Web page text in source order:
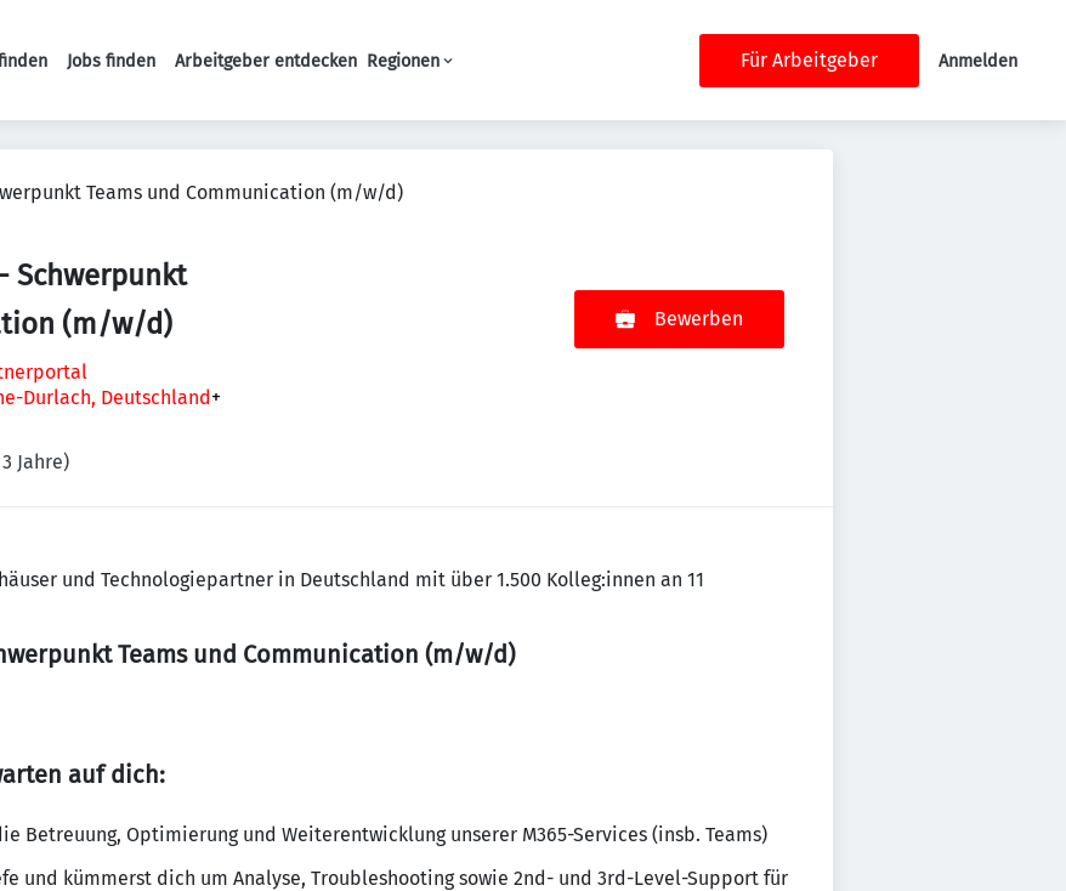
Haupt-Navigation
Jobs finden Arbeitgeber entdecken Regionen Für Arbeitgeber Anmelden
Teams und Communication (m/w/d)
Schwerpunkt
(m/w/d)
Durlach, Deutschland+
Jahre)
Bewerben
und Technologiepartner in Deutschland mit über 1.500 Kolleg:innen an 11
Teams und Communication (m/w/d)
auf dich:
Betreuung, Optimierung und Weiterentwicklung unserer M365-Services (insb. Teams)
und kümmerst dich um Analyse, Troubleshooting sowie 2nd- und 3rd-Level-Support für